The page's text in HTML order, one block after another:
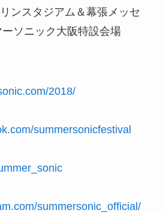
ンスタジアム＆幕張メッセ
ソニック大阪特設会場
2018/
summersonicfestival
summersonic_official/